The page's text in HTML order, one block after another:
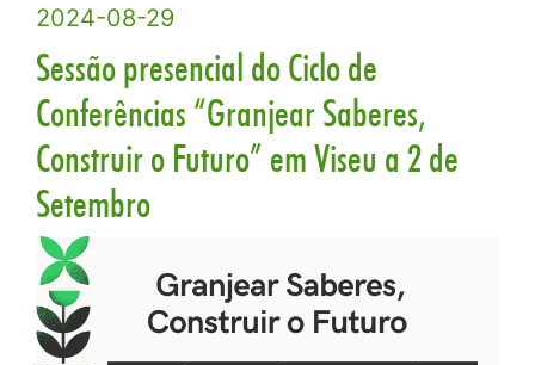
2024-08-29
Sessão presencial do Ciclo de
Conferências “Granjear Saberes,
Construir o Futuro” em Viseu a 2 de
Setembro